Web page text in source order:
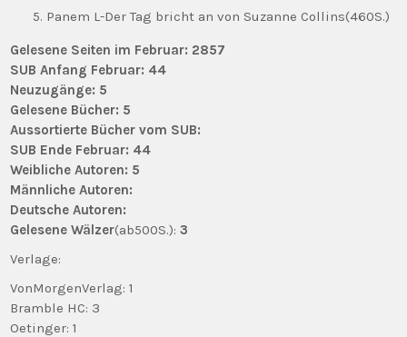
Panem L-Der Tag bricht an von Suzanne Collins(460S.)
Gelesene Seiten im Februar: 2857
SUB Anfang Februar: 44
Neuzugänge: 5
Gelesene Bücher: 5
Aussortierte Bücher vom SUB:
SUB Ende Februar: 44
Weibliche Autoren: 5
Männliche Autoren:
Deutsche Autoren:
Gelesene Wälzer(ab500S.):3
Verlage:
VonMorgenVerlag: 1
Bramble HC: 3
Oetinger: 1